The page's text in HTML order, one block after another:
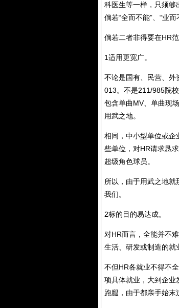
科医生等一样，只须够
倘若“全而不能”、“业
倘若二者非得要在HR
1适用更宽广。
不论是国有、民营、外
013。不是211/985院
包含单曲MV、单曲现
用武之地。
相同，中小型单位或企
些单位，对HR请求恳
超级角色球员。
所以，由于用武之地就
我们。
2标的目的易达成。
对HR而言，全能并不
生活、研发或制造的就
不但HR各就业不得不
项具体就业，大到企业
跑腿，由于都亲手始末